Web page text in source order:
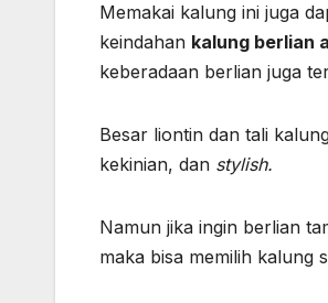
Memakai kalung ini juga
keindahan kalung berlian
keberadaan berlian juga
Besar liontin dan tali
kekinian, dan stylish.
Namun jika ingin berlian
maka bisa memilih kalung